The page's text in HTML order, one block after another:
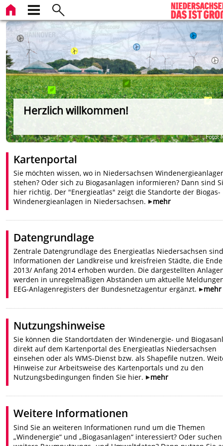
Herzlich willkommen!
Foto:
Kartenportal
Sie möchten wissen, wo in Niedersachsen
stehen? Oder sich zu Biogasanlagen informieren? Dann sind
hier richtig. Der "Energieatlas" zeigt die Standorte der
Windenergieanlagen in Niedersachsen.
mehr
Datengrundlage
Zentrale Datengrundlage des Energieatlas Niedersachsen
Informationen der Landkreise und kreisfreien Städte, die Ende
2013/ Anfang 2014 erhoben wurden. Die dargestellten
werden in unregelmäßigen Abständen um aktuelle
EEG-Anlagenregisters der Bundesnetzagentur ergänzt.
mehr
Nutzungshinweise
Sie können die Standortdaten der Windenergie- und
direkt auf dem Kartenportal des Energieatlas Niedersachsen
einsehen oder als WMS-Dienst bzw. als Shapefile nutzen.
Hinweise zur Arbeitsweise des Kartenportals und zu den
Nutzungsbedingungen finden Sie hier.
mehr
Weitere Informationen
Sind Sie an weiteren Informationen rund um die Themen
„Windenergie“ und „Biogasanlagen“ interessiert? Oder